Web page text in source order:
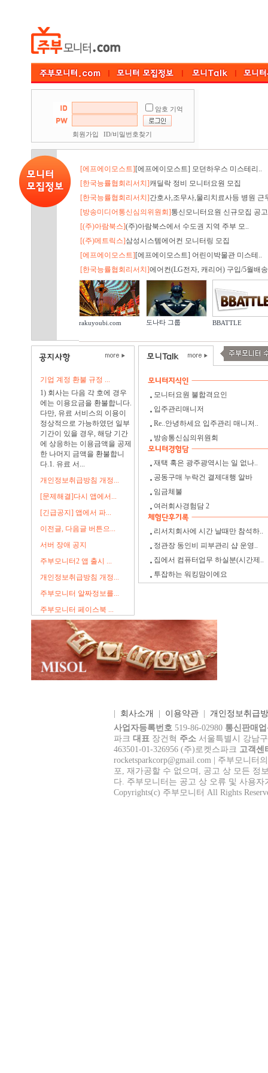
암호 기억
회원가입 ID/비밀번호찾기
[에프에이모스트][에프에이모스트] 모던하우스 미스테리..
[한국능률협회리서치]캐딜락 정비 모니터요원 모집
[한국능률협회리서치]간호사,조무사,물리치료사등 병원 근
[방송미디어통신심의위원회]통신모니터요원 신규모집 공고
[(주)아람북스](주)아람북스에서 수도권 지역 주부 모..
[(주)메트릭스]삼성시스템에어컨 모니터링 모집
[에프에이모스트][에프에이모스트] 어린이박물관 미스테..
[한국능률협회리서치]에어컨(LG전자, 캐리어) 구입/5월배
rakuyoubi.com 도나타 그룹 BBATTLE
기업 계정 환불 규정 ...
1) 회사는 다음 각 호에 경우
에는 이용요금을 환불합니다.
다만, 유료 서비스의 이용이
정상적으로 가능하였던 일부
기간이 있을 경우, 해당 기간
에 상응하는 이용금액을 공제
한 나머지 금액을 환불합니
다.1. 유료 서...
개인정보취급방침 개정...
[문제해결]다시 앱에서...
[긴급공지] 앱에서 파...
이전글, 다음글 버튼으...
서버 장애 공지
주부모니터2 앱 출시 ...
개인정보취급방침 개정...
주부모니터 알짜정보를...
주부모니터 페이스북 ...
모니터요원 불합격요인
입주관리매니저
Re..안녕하세요 입주관리 매니저..
방송통신심의위원회
재택 혹은 광주광역시는 일 없나..
공동구매 누락건 결제대행 알바
임금체불
여러회사경험담 2
리서치회사에 시간 날때만 참석하..
정관장 동인비 피부관리 샵 운영..
집에서 컴퓨터업무 하실분(시간제..
투잡하는 워킹맘이에요
회사소개 이용약관
개인정보취급
사업자등록번호 519-86-02980 통신판매
파크 대표 장건혁 주소 서울특별시 강남
463501-01-326956 (주)로켓스파크 고객센
rocketsparkcorp@gmail.com
| 주부모니터
포, 재가공할 수 없으며, 공고 상 모든 정
다. 주부모니터는 공고 상 오류 및 사용
Copyrights(c) 주부모니터 All Rights